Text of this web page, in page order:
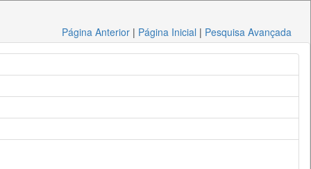
Página Anterior | Página Inicial | Pesquisa Avançada